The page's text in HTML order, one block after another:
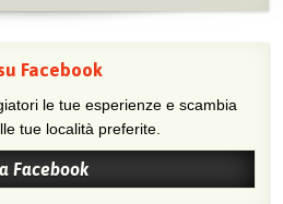
Facebook
le tue esperienze e scambia
tue località preferite.
Facebook